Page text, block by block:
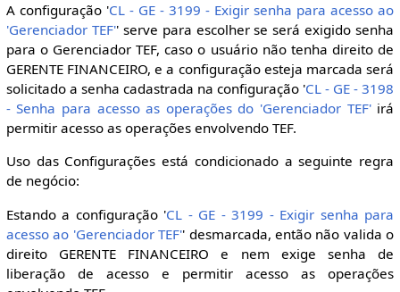
A configuração 'CL - GE - 3199 - Exigir senha para acesso ao
'Gerenciador TEF'' serve para escolher se será exigido senha
para o Gerenciador TEF, caso o usuário não tenha direito de
GERENTE FINANCEIRO, e a configuração esteja marcada será
solicitado a senha cadastrada na configuração 'CL - GE - 3198
- Senha para acesso as operações do 'Gerenciador TEF'irá
permitir acesso as operações envolvendo TEF.
Uso das Configurações está condicionado a seguinte regra
de negócio:
Estando a configuração 'CL - GE - 3199 - Exigir senha para
acesso ao 'Gerenciador TEF'' desmarcada, então não valida o
direito GERENTE FINANCEIRO e nem exige senha de
liberação de acesso e permitir acesso as operações